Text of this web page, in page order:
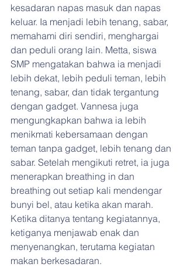
kesadaran napas masuk dan napas
keluar. Ia menjadi lebih tenang, sabar,
memahami diri sendiri, menghargai
dan peduli orang lain. Metta, siswa
SMP mengatakan bahwa ia menjadi
lebih dekat, lebih peduli teman, lebih
tenang, sabar, dan tidak tergantung
dengan gadget. Vannesa juga
mengungkapkan bahwa ia lebih
menikmati kebersamaan dengan
teman tanpa gadget, lebih tenang dan
sabar. Setelah mengikuti retret, ia juga
menerapkan breathing in dan
breathing out setiap kali mendengar
bunyi bel, atau ketika akan marah.
Ketika ditanya tentang kegiatannya,
ketiganya menjawab enak dan
menyenangkan, terutama kegiatan
makan berkesadaran.